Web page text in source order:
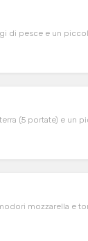
di pesce e un
(5 portate) e un
mozzarella e